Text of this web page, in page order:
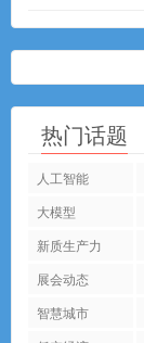
热门话题
人工智能
大模型
新质生产力
展会动态
智慧城市